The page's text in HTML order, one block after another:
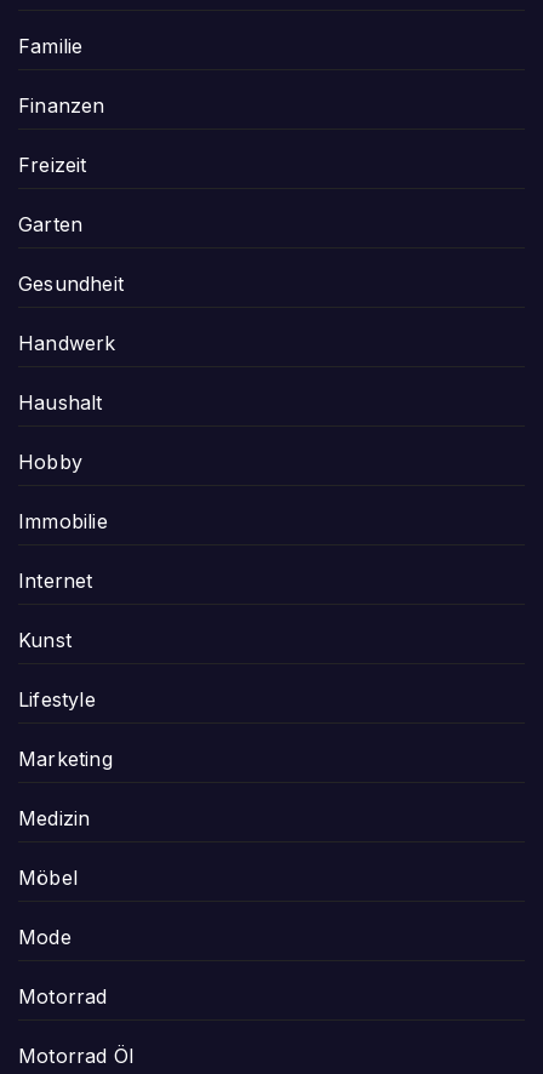
Familie
Finanzen
Freizeit
Garten
Gesundheit
Handwerk
Haushalt
Hobby
Immobilie
Internet
Kunst
Lifestyle
Marketing
Medizin
Möbel
Mode
Motorrad
Motorrad Öl